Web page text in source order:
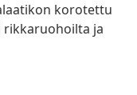
korotettu
rikkaruohoilta ja